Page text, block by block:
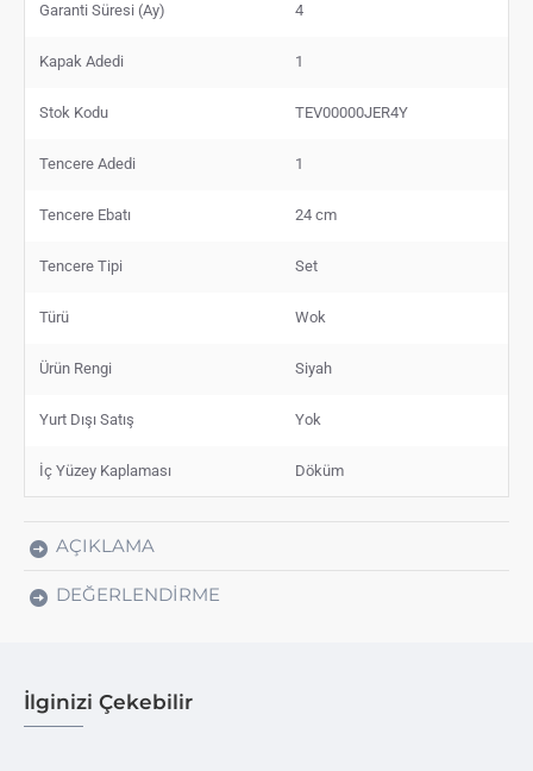
Garanti Süresi (Ay) 4
Kapak Adedi 1
Stok Kodu TEV00000JER4Y
Tencere Adedi 1
Tencere Ebatı 24 cm
Tencere Tipi Set
Türü Wok
Ürün Rengi Siyah
Yurt Dışı Satış Yok
İç Yüzey Kaplaması Döküm
AÇIKLAMA
DEĞERLENDIRME
İlginizi Çekebilir